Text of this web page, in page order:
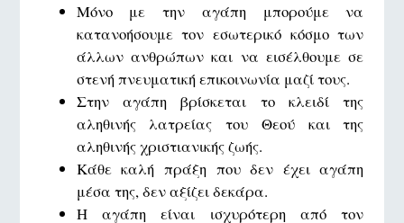
Μόνο με την αγάπη μπορούμε να
κατανοήσουμε τον εσωτερικό κόσμο των
άλλων ανθρώπων και να εισέλθουμε σε
στενή πνευματική επικοινωνία μαζί τους.
Στην αγάπη βρίσκεται το κλειδί της
αληθινής λατρείας του Θεού και της
αληθινής χριστιανικής ζωής.
Κάθε καλή πράξη που δεν έχει αγάπη
μέσα της, δεν αξίζει δεκάρα.
Η αγάπη είναι ισχυρότερη από τον